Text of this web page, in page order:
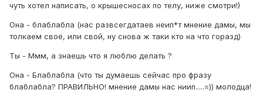
чуть хотел написать, о крышесносах по телу, ниже смотри!)
Она - блаблабла (нас развсегдатаев неип*т мнение дамы, мы
толкаем своё, или свой, ну снова ж таки кто на что горазд)
Ты - Ммм, а знаешь что я люблю делать ?
Она - Блаблабла (что ты думаешь сейчас про фразу
блаблабла? ПРАВИЛЬНО! мнение дамы нас ниип.....=)) молодца!